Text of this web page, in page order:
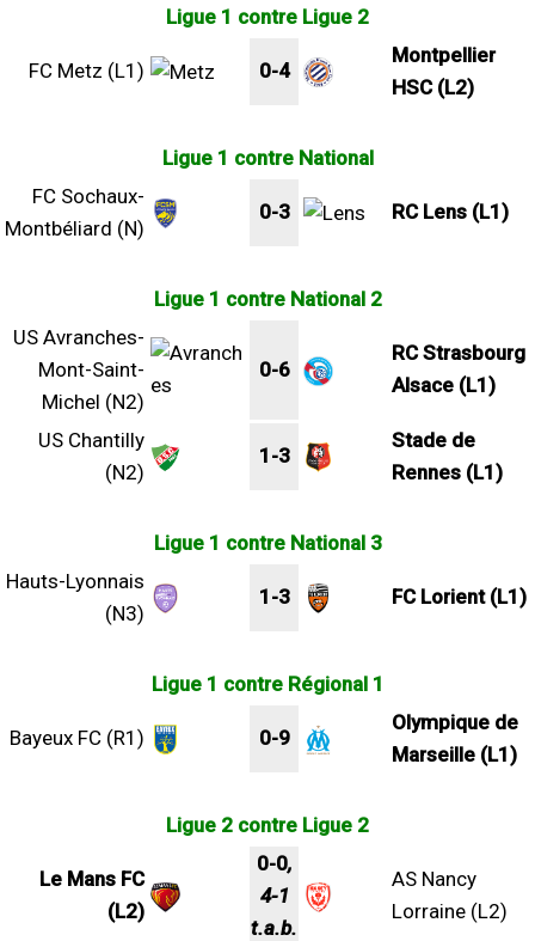
Ligue 1 contre Ligue 2
FC Metz (L1) 0-4
Montpellier
HSC (L2)
Ligue 1 contre National
FC Sochaux-
Montbéliard (N)
0-3 RC Lens (L1)
Ligue 1 contre National 2
US Avranches-
Mont-Saint-
Michel (N2)
0-6
RC Strasbourg
Alsace (L1)
US Chantilly
(N2)
1-3
Stade de
Rennes (L1)
Ligue 1 contre National 3
Hauts-Lyonnais
(N3)
1-3 FC Lorient (L1)
Ligue 1 contre Régional 1
Bayeux FC (R1) 0-9
Olympique de
Marseille (L1)
Ligue 2 contre Ligue 2
Le Mans FC
(L2)
0-0,
4-1
t.a.b.
AS Nancy
Lorraine (L2)